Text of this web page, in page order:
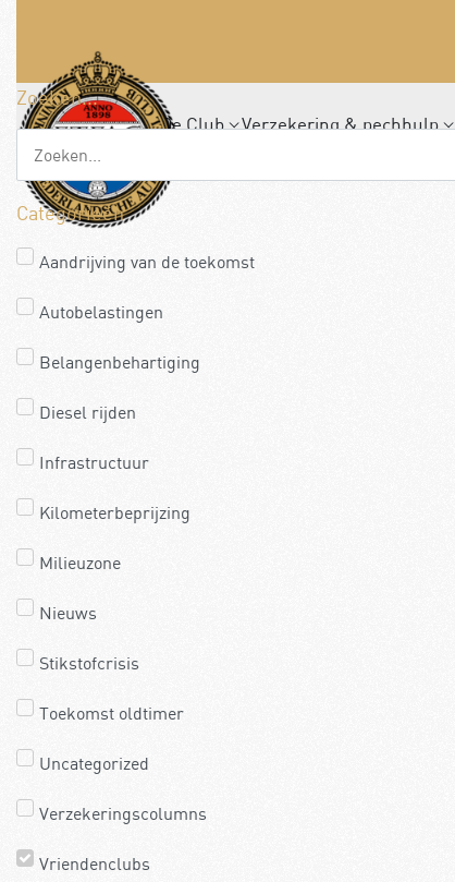
De Club Verzekering & pechhulp
Zoeken...
Categorieën
Aandrijving van de toekomst
Autobelastingen
Belangenbehartiging
Diesel rijden
Infrastructuur
Kilometerbeprijzing
Milieuzone
Nieuws
Stikstofcrisis
Toekomst oldtimer
Uncategorized
Verzekeringscolumns
Vriendenclubs